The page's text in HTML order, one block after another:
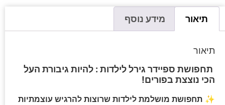
תיאור מידע נוסף
תיאור
תחפושת ספיידר גירל לילדות : להיות גיבורת העל
הכי נוצצת בפורים!
✨ תחפושת מושלמת לילדות שרוצות להרגיש עוצמתיות